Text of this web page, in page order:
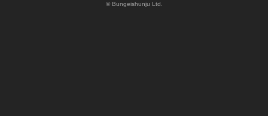
© Bungeishunju Ltd.